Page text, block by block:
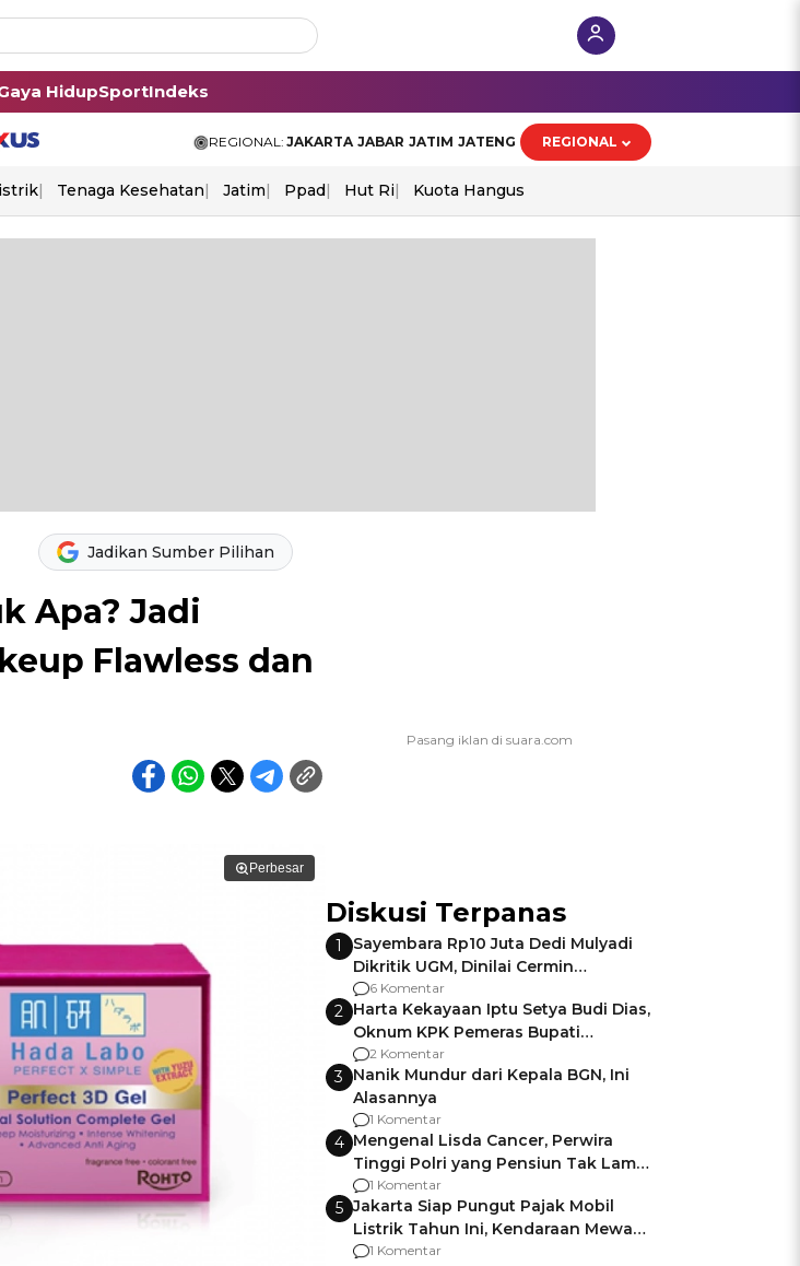
HidupSportIndeks
REGIONAL: JAKARTA JABAR JATIM JATENG REGIONAL
Tenaga Kesehatan Jatim Ppad Hut Ri Kuota Hangus
Jadikan Sumber Pilihan
Apa? Jadi
Flawless dan
Perbesar
Diskusi Terpanas
1
Sayembara Rp10 Juta Dedi Mulyadi
Dikritik UGM, Dinilai Cermin
Gagalnya Negara Jamin Keamanan
6 Komentar
2 Harta Kekayaan Iptu Setya Budi Dias,
Oknum KPK Pemeras Bupati
Pemalang
2 Komentar
3 Nanik Mundur dari Kepala BGN, Ini
Alasannya
1 Komentar
4 Mengenal Lisda Cancer, Perwira
Tinggi Polri yang Pensiun Tak Lama
Usai Jadi Brigjen
1 Komentar
5 Jakarta Siap Pungut Pajak Mobil
Listrik Tahun Ini, Kendaraan Mewah
Kena hingga 75% PKB
1 Komentar